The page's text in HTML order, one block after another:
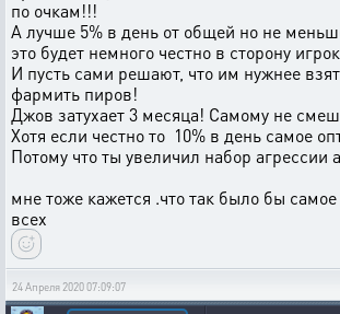
по очкам!!!
А лучше 5% в день от общей но не
это будет немного честно в сторону
И пусть сами решают, что им нужнее
фармить пиров!
Джов затухает 3 месяца! Самому не
Хотя если честно то 10% в день самое
Потому что ты увеличил набор агрессии
мне тоже кажется .что так было бы
всех
24 Апреля 2020 07:09:07